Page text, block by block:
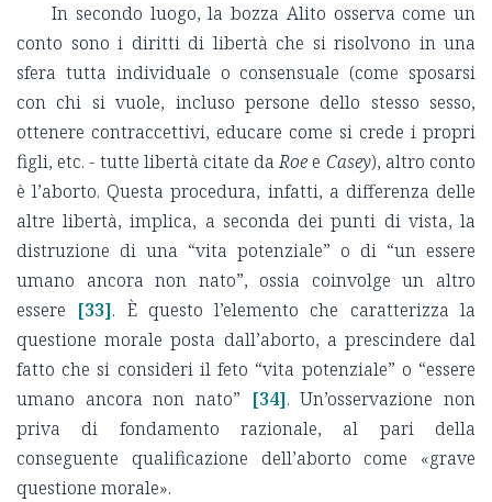
In secondo luogo, la bozza Alito osserva come un
conto sono i diritti di libertà che si risolvono in una
sfera tutta individuale o consensuale (come sposarsi
con chi si vuole, incluso persone dello stesso sesso,
ottenere contraccettivi, educare come si crede i propri
figli, etc. - tutte libertà citate daRoe e Casey), altro conto
è l’aborto. Questa procedura, infatti, a differenza delle
altre libertà, implica, a seconda dei punti di vista, la
distruzione di una “vita potenziale” o di “un essere
umano ancora non nato”, ossia coinvolge un altro
essere [33]. Ѐ questo l’elemento che caratterizza la
questione morale posta dall’aborto, a prescindere dal
fatto che si consideri il feto “vita potenziale” o “essere
umano ancora non nato” [34]. Un’osservazione non
priva di fondamento razionale, al pari della
conseguente qualificazione dell’aborto come «grave
questione morale».